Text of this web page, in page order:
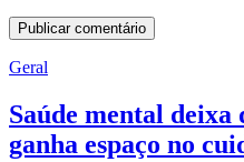
Geral
Saúde mental deixa
ganha espaço no